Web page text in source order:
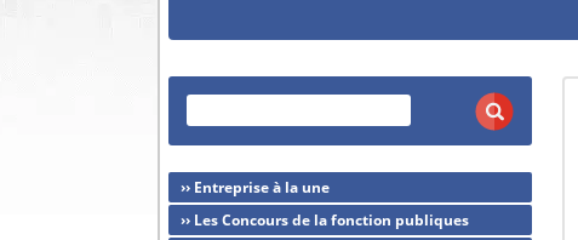
›› Entreprise à la une
›› Les Concours de la fonction publiques